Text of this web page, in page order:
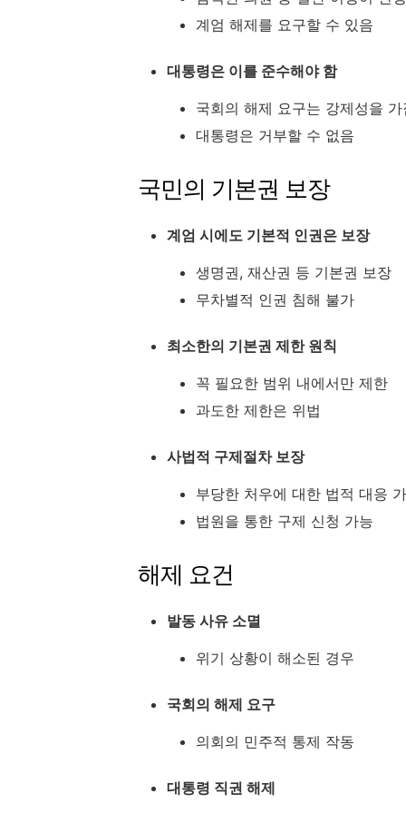
계엄 해제를 요구할 수 있음
대통령은 이를 준수해야 함
국회의 해제 요구는 강제성을 가
대통령은 거부할 수 없음
국민의 기본권 보장
계엄 시에도 기본적 인권은 보장
생명권, 재산권 등 기본권 보장
무차별적 인권 침해 불가
최소한의 기본권 제한 원칙
꼭 필요한 범위 내에서만 제한
과도한 제한은 위법
사법적 구제절차 보장
부당한 처우에 대한 법적 대응
법원을 통한 구제 신청 가능
해제 요건
발동 사유 소멸
위기 상황이 해소된 경우
국회의 해제 요구
의회의 민주적 통제 작동
대통령 직권 해제